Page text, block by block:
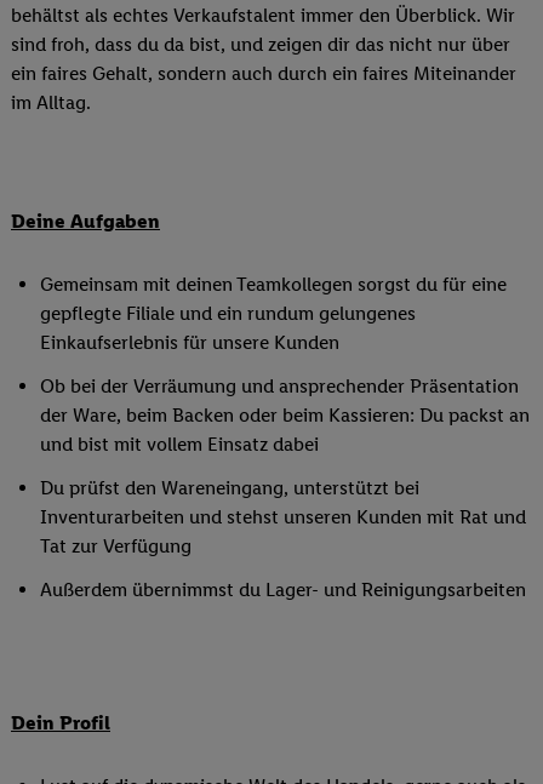
behältst als echtes Verkaufstalent immer den Überblick. Wir
sind froh, dass du da bist, und zeigen dir das nicht nur über
ein faires Gehalt, sondern auch durch ein faires Miteinander
im Alltag.
Deine Aufgaben
Gemeinsam mit deinen Teamkollegen sorgst du für eine
gepflegte Filiale und ein rundum gelungenes
Einkaufserlebnis für unsere Kunden
Ob bei der Verräumung und ansprechender Präsentation
der Ware, beim Backen oder beim Kassieren: Du packst an
und bist mit vollem Einsatz dabei
Du prüfst den Wareneingang, unterstützt bei
Inventurarbeiten und stehst unseren Kunden mit Rat und
Tat zur Verfügung
Außerdem übernimmst du Lager- und Reinigungsarbeiten
Dein Profil